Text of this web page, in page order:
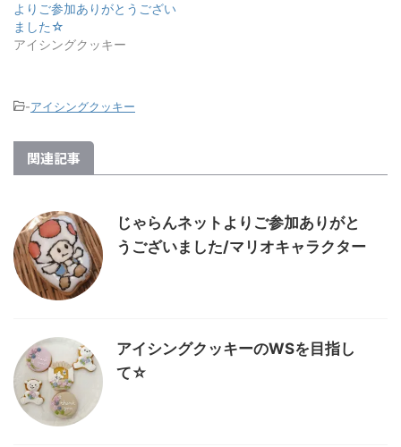
よりご参加ありがとうござい
ました☆
アイシングクッキー
-アイシングクッキー
関連記事
じゃらんネットよりご参加ありがと
うございました/マリオキャラクター
アイシングクッキーのWSを目指し
て☆